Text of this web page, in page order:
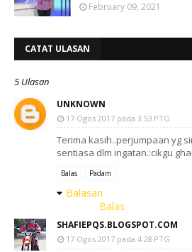
February 09, 2021
CATAT ULASAN
5 Ulasan
UNKNOWN
17 Ogos 2017 pada 3:53 PTG
Terima kasih..perjumpaan yg
sentiasa dlm ingatan.:cikgu
Balas Padam
Balasan
Balas
SHAFIEPQS.BLOGSPOT.COM
17 Ogos 2017 pada 4:28 PTG